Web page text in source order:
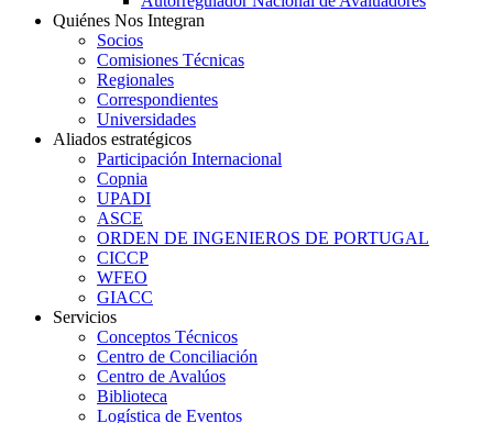
Quiénes Nos Integran
Socios
Comisiones Técnicas
Regionales
Correspondientes
Universidades
Aliados estratégicos
Participación Internacional
Copnia
UPADI
ASCE
ORDEN DE INGENIEROS DE PORTUGAL
CICCP
WFEO
GIACC
Servicios
Conceptos Técnicos
Centro de Conciliación
Centro de Avalúos
Biblioteca
Logística de Eventos